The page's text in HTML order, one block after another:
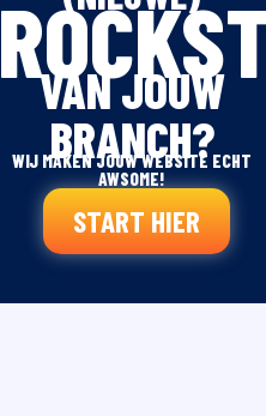
VAN JOUW
BRANCH?
WIJ MAKEN JOUW WEBSITE ECHT
AWSOME!
START HIER